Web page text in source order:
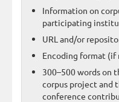
Information on
participating
URL and/or
Encoding format (if
300–500 words on
corpus project and
conference